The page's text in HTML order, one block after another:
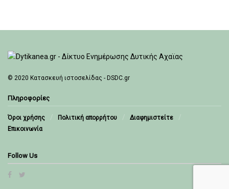
© 2020 Κατασκευή ιστοσελίδας - DSDC.gr
Πληροφορίες
Όροι χρήσης Πολιτική απορρήτου
Διαφημιστείτε
Επικοινωνία
Follow Us